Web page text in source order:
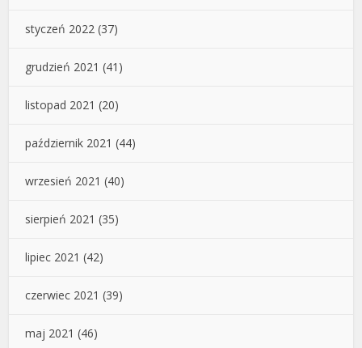
styczeń 2022 (37)
grudzień 2021 (41)
listopad 2021 (20)
październik 2021 (44)
wrzesień 2021 (40)
sierpień 2021 (35)
lipiec 2021 (42)
czerwiec 2021 (39)
maj 2021 (46)